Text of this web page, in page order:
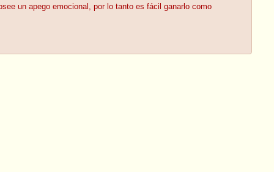
un apego emocional, por lo tanto es fácil ganarlo como